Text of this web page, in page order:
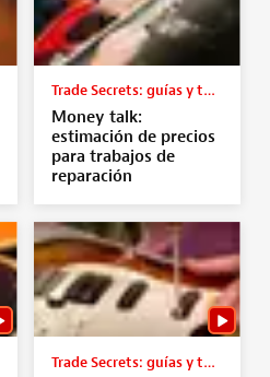
Trade Secrets: guías y tutoriales
Money talk:
estimación de precios
para trabajos de
reparación
Trade Secrets: guías y tutoriales